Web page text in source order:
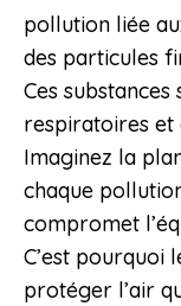
pollution liée
des particules
Ces
respiratoires et
Imaginez la
chaque
compromet
C’est pourquoi
protéger l’air